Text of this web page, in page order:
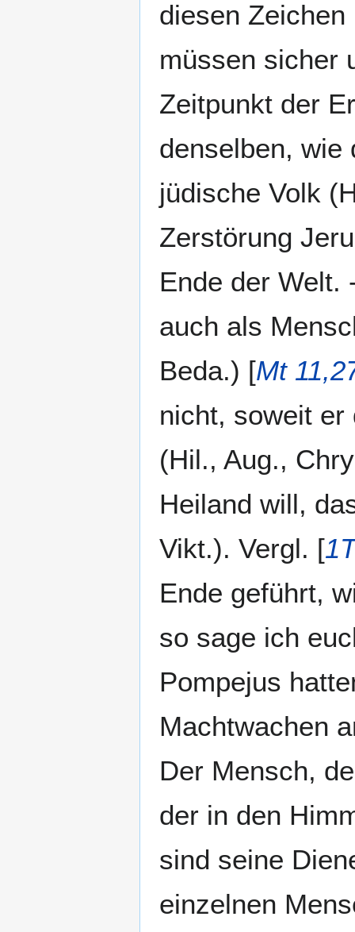
diesen
müssen sicher
Zeitpunkt der
denselben, wie
jüdische Volk
Zerstörung
Ende der Welt.
auch als
Beda.) [Mt
nicht, soweit er
(Hil., Aug.,
Heiland will,
Vikt.). Vergl. [
Ende geführt,
so sage ich
Pompejus
Machtwachen
Der Mensch,
der in den
sind seine
einzelnen